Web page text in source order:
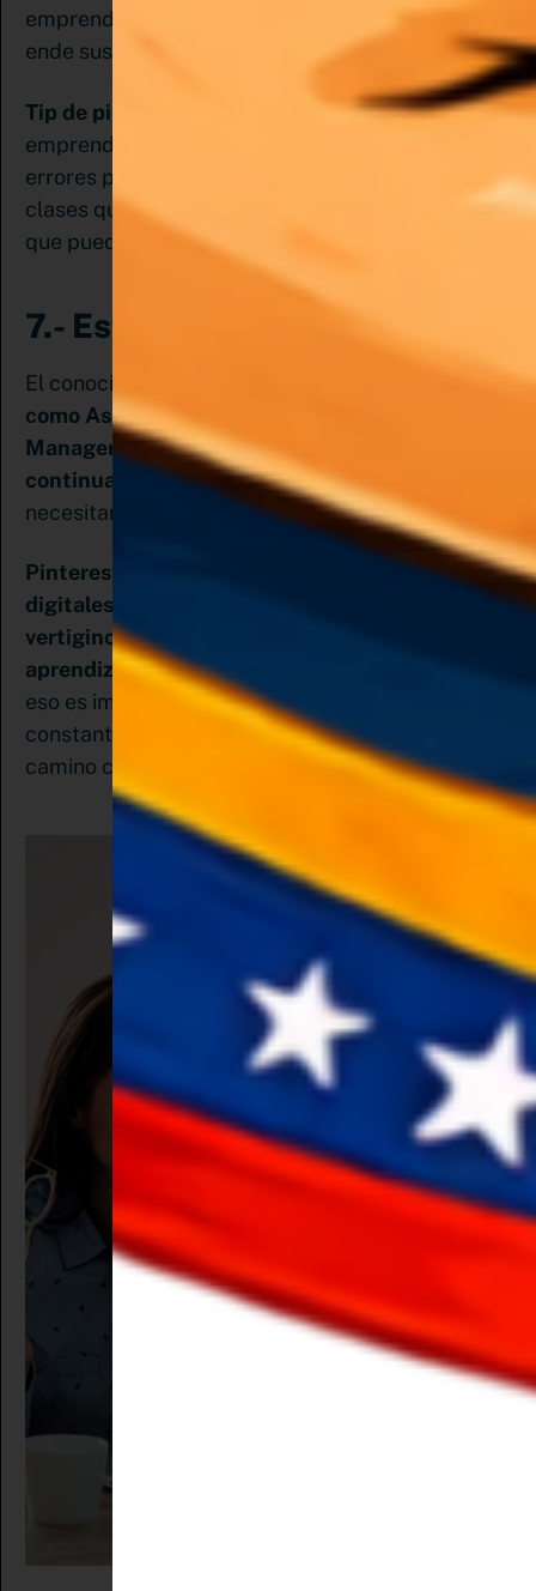
emprendimiento para que este sea rentable y por
ende sustentable en el tiempo.
Tip de pinemprendedora:
Yo sé lo que es
emprender desde cero y cometer muchos
errores por eso en
clases que te ayudarán a tener las bases para
que puedas emprender tu negocio
7.- Estás dispuesta a aprender
El conocimiento no pesa y
como Asistente virtual Pinterest o Pinterest
Manager debes estar dispuesta a aprender
continuamente.Incluso, habrá momentos en que
necesitarás desaprender para reaprender.
Pinterest al igual que todas las plataformas
digitales, es tan cambiante y va a un ritmo tan
vertiginoso que es imprescindible que el
aprendizaje continuo no sea negociable.
eso es importante tener la disposición al estudio
constante. Así que si te gusta estudiar vas en el
camino correcto.